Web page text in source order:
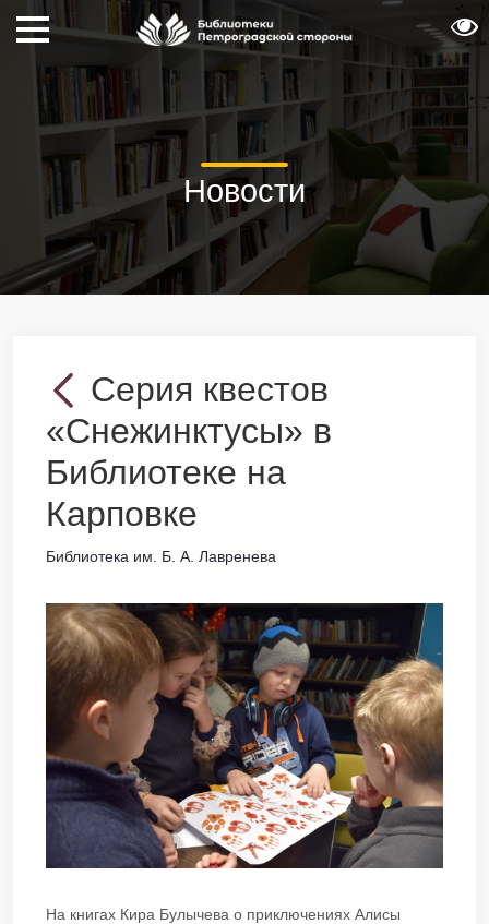
Новости
Серия квестов
«Снежинктусы» в
Библиотеке на
Карповке
Библиотека им. Б. А. Лавренева
На книгах Кира Булычева о приключениях Алисы